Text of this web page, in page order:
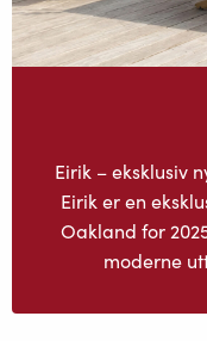
Eirik – eksklusiv
Eirik er en
Oakland for
moderne